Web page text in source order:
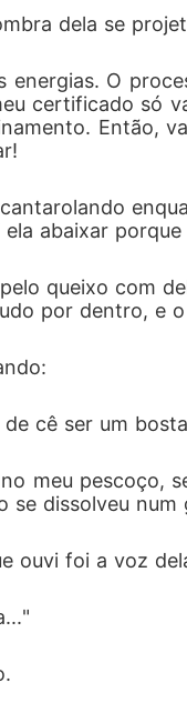
dela se
energias. O
certificado só
Então,
abaixar
queixo com
por dentro, e
cê ser um
meu pescoço,
se dissolveu num
ouvi foi a voz